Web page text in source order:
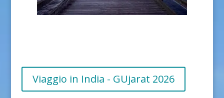
Viaggio in India - GUjarat 2026